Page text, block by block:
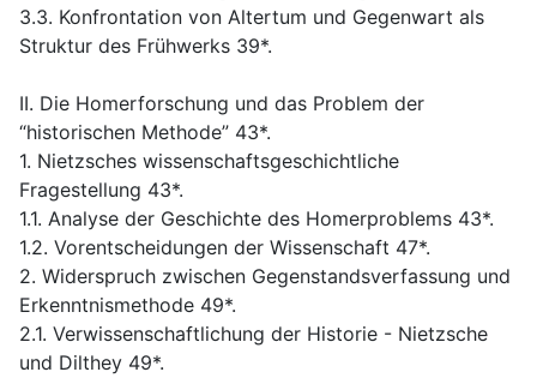
3.3. Konfrontation von Altertum und Gegenwart als
Struktur des Frühwerks 39*.
II. Die Homerforschung und das Problem der
“historischen Methode” 43*.
1. Nietzsches wissenschaftsgeschichtliche
Fragestellung 43*.
1.1. Analyse der Geschichte des Homerproblems 43*.
1.2. Vorentscheidungen der Wissenschaft 47*.
2. Widerspruch zwischen Gegenstandsverfassung und
Erkenntnismethode 49*.
2.1. Verwissenschaftlichung der Historie - Nietzsche
und Dilthey 49*.